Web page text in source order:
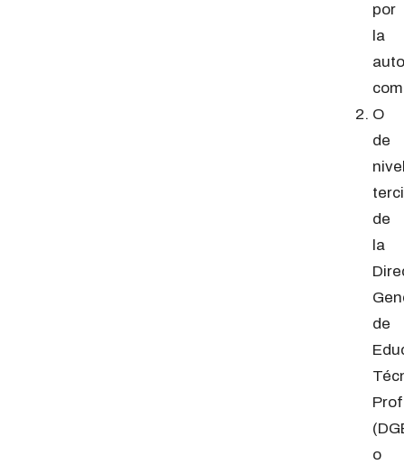
por
la
O
de
de
la
de
o